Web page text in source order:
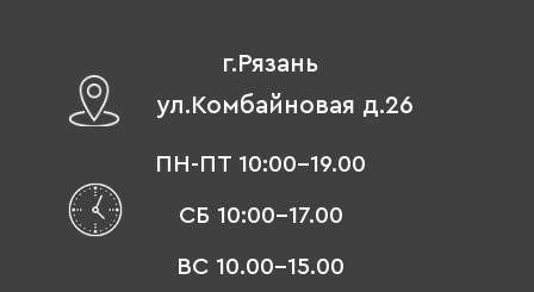
г.Рязань
ул.Комбайновая д.26
ПН-ПТ 10:00-19.00
СБ 10:00-17.00
ВС 10.00-15.00